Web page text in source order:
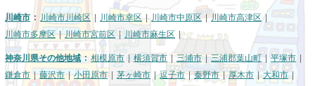
川崎市 川崎市川崎区 川崎市幸区 川崎市中原区
川崎市高津区
川崎市多摩区
川崎市宮前区 川崎市麻生区
神奈川県その他地域 相模原市 横須賀市 三浦市 三浦郡葉山町
平塚市
鎌倉市
藤沢市 小田原市 茅ヶ崎市 逗子市 秦野市 厚木市 大和市